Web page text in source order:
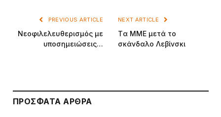
PREVIOUS ARTICLE
Nεοφιλελευθερισμός με
υποσημειώσεις…
NEXT ARTICLE
Tα MME μετά το
σκάνδαλο Λεβίνσκι
ΠΡΌΣΦΑΤΑ ΆΡΘΡΑ